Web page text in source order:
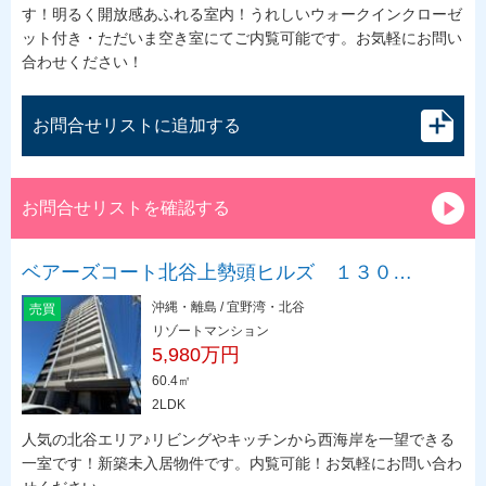
す！明るく開放感あふれる室内！うれしいウォークインクローゼ
ット付き・ただいま空き室にてご内覧可能です。お気軽にお問い
合わせください！
お問合せリストに追加する
お問合せリストを確認する
ベアーズコート北谷上勢頭ヒルズ １３０…
売買
沖縄・離島 / 宜野湾・北谷
リゾートマンション
5,980万円
60.4㎡
2LDK
人気の北谷エリア♪リビングやキッチンから西海岸を一望できる
一室です！新築未入居物件です。内覧可能！お気軽にお問い合わ